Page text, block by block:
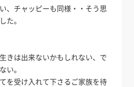
、チャッピーも同様・・そう思
た。
きは出来ないかもしれない、で
い。
を受け入れて下さるご家族を待